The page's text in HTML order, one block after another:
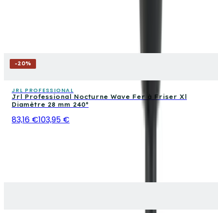
-20%
JRL PROFESSIONAL
Jrl Professional Nocturne Wave Fer à Friser Xl
Diamètre 28 mm 240°
83,16 €103,95 €